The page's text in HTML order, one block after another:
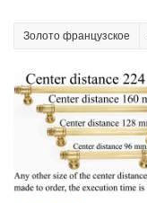
Золото французское